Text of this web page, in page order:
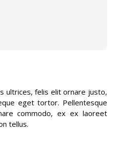
ultrices, felis elit ornare justo,
eget tortor. Pellentesque
commodo, ex ex laoreet
tellus.